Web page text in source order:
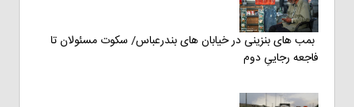
بمب های بنزینی در خیابان های بندرعباس/ سکوت مسئولان تا
فاجعه رجاییِ دوم